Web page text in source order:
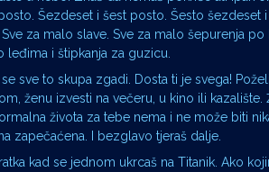
Šezdeset i šest posto. Šesto šezdeset
za malo slave. Sve za malo šepurenja po
leđima i štipkanja za guzicu.
sve to skupa zgadi. Dosta ti je svega!
ženu izvesti na večeru, u kino ili kazalište.
života za tebe nema i ne može biti
zapečaćena. I bezglavo tjeraš dalje.
kad se jednom ukrcaš na Titanik. Ako